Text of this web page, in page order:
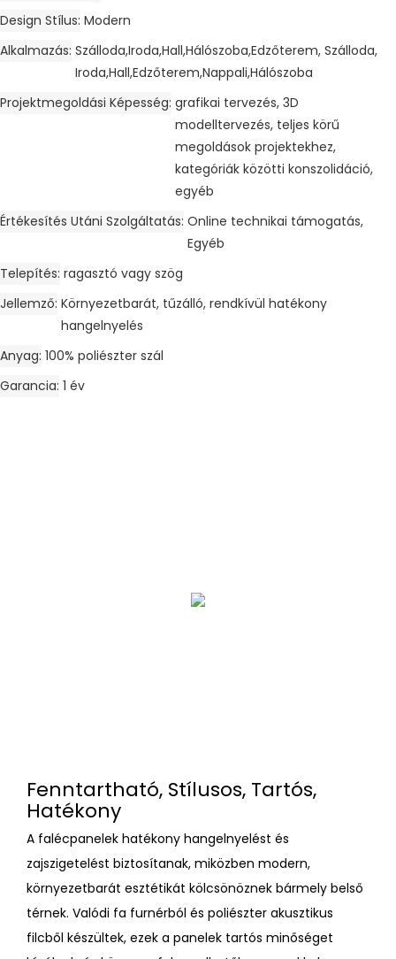
Design Stílus Modern
Alkalmazás Szálloda,Iroda,Hall,Hálószoba,Edzőterem, Szálloda,
Iroda,Hall,Edzőterem,Nappali,Hálószoba
Projektmegoldási Képesség grafikai tervezés, 3D
modelltervezés, teljes körű
megoldások projektekhez,
kategóriák közötti konszolidáció,
egyéb
Értékesítés Utáni Szolgáltatás Online technikai támogatás,
Egyéb
Telepítés ragasztó vagy szög
Jellemző Környezetbarát, tűzálló, rendkívül hatékony
hangelnyelés
Anyag 100% poliészter szál
Garancia 1 év
Fenntartható, Stílusos, Tartós,
Hatékony
A falécpanelek hatékony hangelnyelést és
zajszigetelést biztosítanak, miközben modern,
környezetbarát esztétikát kölcsönöznek bármely belső
térnek. Valódi fa furnérból és poliészter akusztikus
filcből készültek, ezek a panelek tartós minőséget